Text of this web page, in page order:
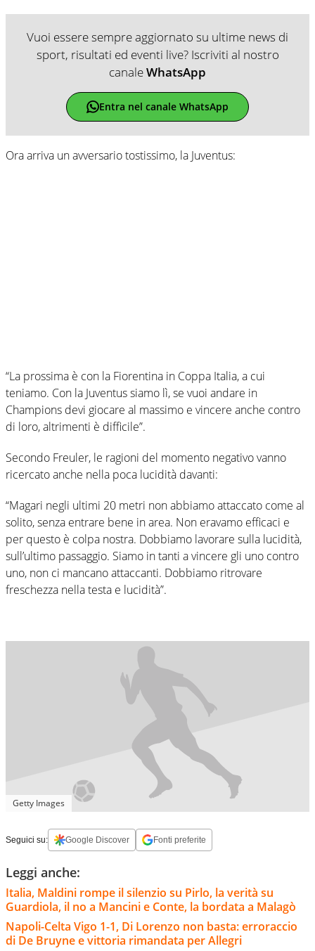
Vuoi essere sempre aggiornato su ultime news di
sport, risultati ed eventi live? Iscriviti al nostro
canaleWhatsApp
Entra nel canale WhatsApp
Ora arriva un avversario tostissimo, la Juventus:
“La prossima è con la Fiorentina in Coppa Italia, a cui
teniamo. Con la Juventus siamo lì, se vuoi andare in
Champions devi giocare al massimo e vincere anche contro
di loro, altrimenti è difficile”.
Secondo Freuler, le ragioni del momento negativo vanno
ricercato anche nella poca lucidità davanti:
“Magari negli ultimi 20 metri non abbiamo attaccato come al
solito, senza entrare bene in area. Non eravamo efficaci e
per questo è colpa nostra. Dobbiamo lavorare sulla lucidità,
sull’ultimo passaggio. Siamo in tanti a vincere gli uno contro
uno, non ci mancano attaccanti. Dobbiamo ritrovare
freschezza nella testa e lucidità”.
Getty Images
Seguici su: Google Discover Fonti preferite
Leggi anche:
Italia, Maldini rompe il silenzio su Pirlo, la verità su
Guardiola, il no a Mancini e Conte, la bordata a Malagò
Napoli-Celta Vigo 1-1, Di Lorenzo non basta: erroraccio
di De Bruyne e vittoria rimandata per Allegri